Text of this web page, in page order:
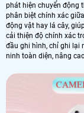
phát hiện chuyển động
phân biệt chính xác
động vật hay lá cây,
cải thiện độ chính xác
đầu ghi hình, chỉ ghi lại
ninh toàn diện, nâng